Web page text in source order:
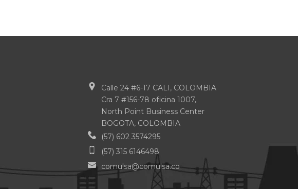
Calle 24 #6-17 CALI, COLOMBIA
Cra 7 #156-78 oficina 1007,
North Point Business Center
BOGOTA, COLOMBIA
(57) 602 3574295
(57) 315 6146498
comulsa@comulsa.co